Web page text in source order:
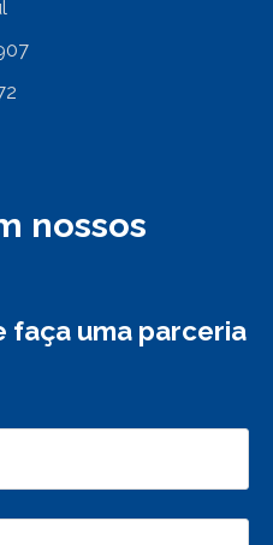
nossos
faça uma parceria